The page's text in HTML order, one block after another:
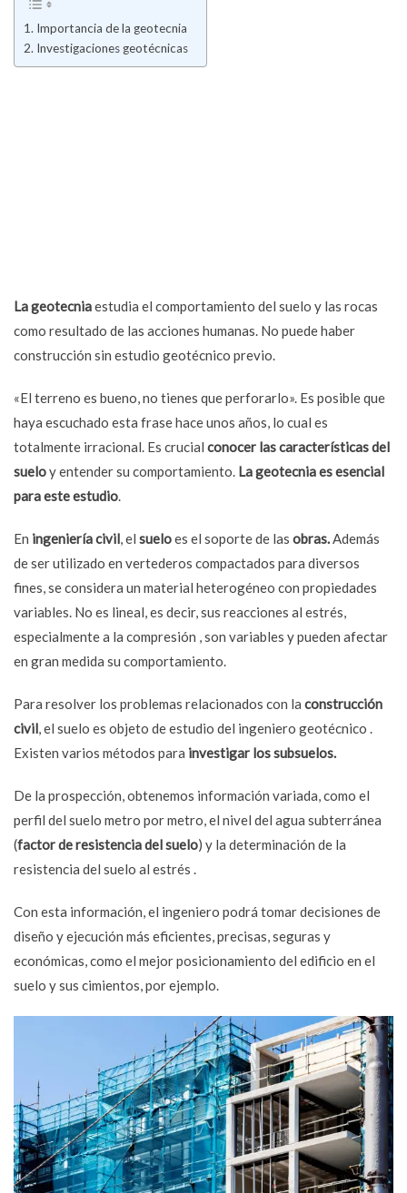
Importancia de la geotecnia
Investigaciones geotécnicas
La geotecniaestudia el comportamiento del suelo y las rocas
como resultado de las acciones humanas. No puede haber
construcción sin estudio geotécnico previo.
«El terreno es bueno, no tienes que perforarlo». Es posible que
haya escuchado esta frase hace unos años, lo cual es
totalmente irracional. Es crucial conocer las características del
sueloy entender su comportamiento. La geotecnia es esencial
para este estudio.
En ingeniería civil, el sueloes el soporte de las obras.Además
de ser utilizado en vertederos compactados para diversos
fines, se considera un material heterogéneo con propiedades
variables. No es lineal, es decir, sus reacciones al estrés,
especialmente a la compresión , son variables y pueden afectar
en gran medida su comportamiento.
Para resolver los problemas relacionados con la construcción
civil, el suelo es objeto de estudio del ingeniero geotécnico .
Existen varios métodos para investigar los subsuelos.
De la prospección, obtenemos información variada, como el
perfil del suelo metro por metro, el nivel del agua subterránea
(factor de resistencia del suelo) y la determinación de la
resistencia del suelo al estrés .
Con esta información, el ingeniero podrá tomar decisiones de
diseño y ejecución más eficientes, precisas, seguras y
económicas, como el mejor posicionamiento del edificio en el
suelo y sus cimientos, por ejemplo.